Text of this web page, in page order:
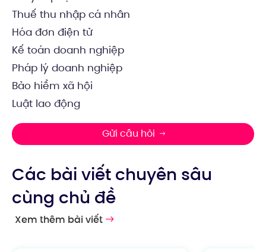
Thuế thu nhập cá nhân
Hóa đơn điện tử
Kế toán doanh nghiệp
Pháp lý doanh nghiệp
Bảo hiểm xã hội
Luật lao động
Gửi câu hỏi
Các bài viết chuyên sâu
cùng chủ đề
Xem thêm bài viết